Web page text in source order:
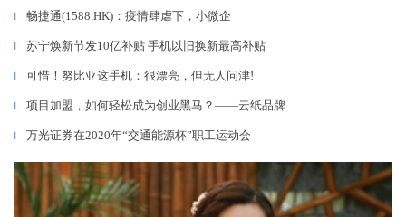
▎ 畅捷通(1588.HK)：疫情肆虐下，小微企
▎ 苏宁焕新节发10亿补贴 手机以旧换新最高补贴
▎ 可惜！努比亚这手机：很漂亮，但无人问津!
▎ 项目加盟，如何轻松成为创业黑马？——云纸品牌
▎ 万光证券在2020年“交通能源杯”职工运动会